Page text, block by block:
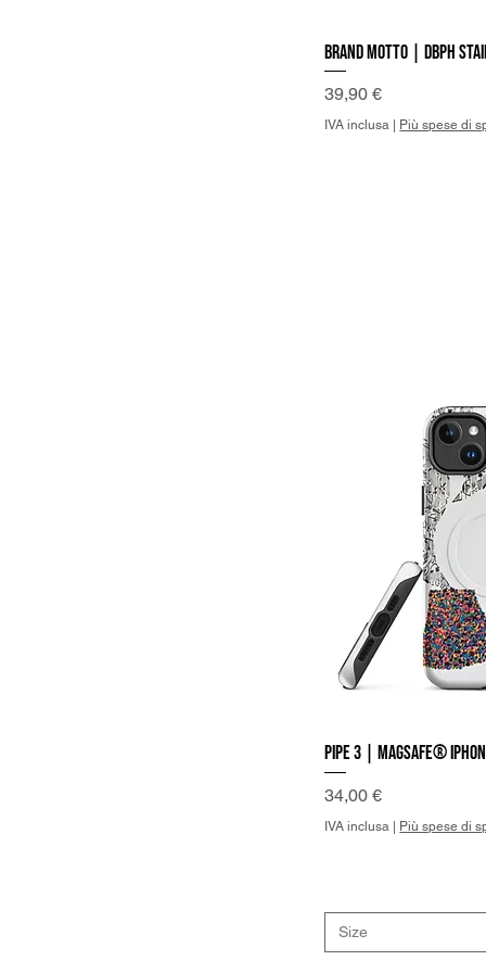
Brand Motto | DBPh
Prezzo
39,90 €
IVA inclusa Più spese di
Pipe 3 | MagSafe®
Prezzo
34,00 €
IVA inclusa | Più spese di
Size